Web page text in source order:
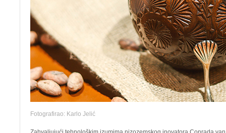
Fotografirao: Karlo Jelić